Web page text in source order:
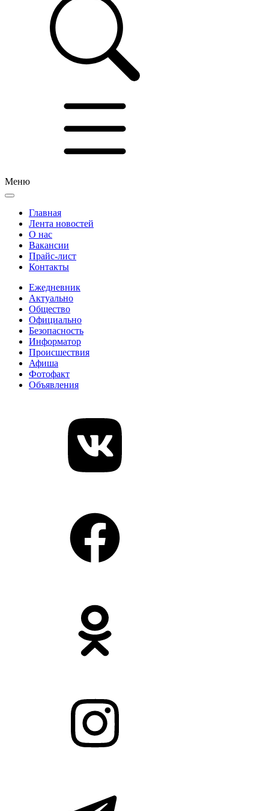
Меню
Главная
Лента новостей
О нас
Вакансии
Прайс-лист
Контакты
Ежедневник
Актуально
Общество
Официально
Безопасность
Информатор
Происшествия
Афиша
Фотофакт
Объявления